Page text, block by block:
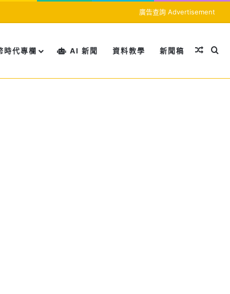
廣告查詢 Advertisement
時代專欄 AI 新聞 資料教學 新聞稿 隨機文
搜